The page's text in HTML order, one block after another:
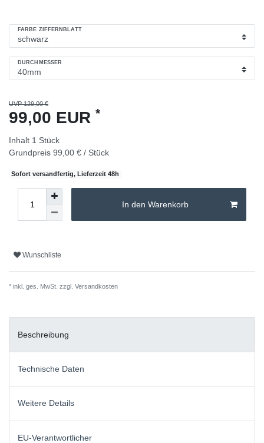
FARBE ZIFFERNBLATT
DURCHMESSER
UVP 129,00 €
99,00 EUR *
Inhalt 1 Stück
Grundpreis 99,00 € / Stück
Sofort versandfertig, Lieferzeit 48h
In den Warenkorb
Wunschliste
* inkl. ges. MwSt. zzgl. Versandkosten
Beschreibung
Technische Daten
Weitere Details
EU-Verantwortlicher